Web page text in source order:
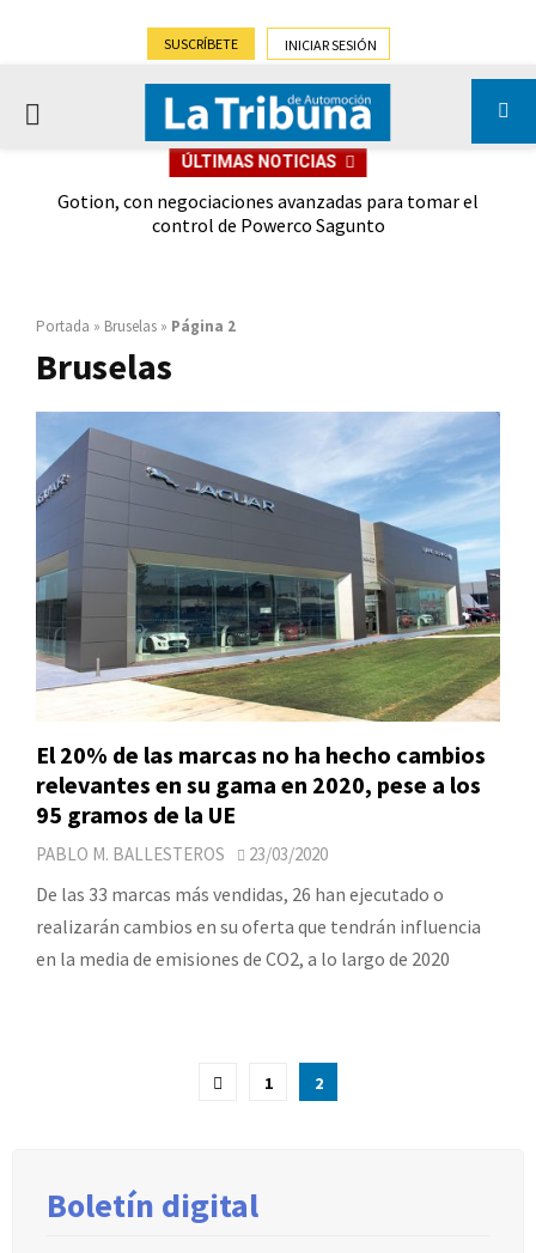
SUSCRÍBETE INICIAR SESIÓN
PRIMARY
ÚLTIMAS NOTICIAS
Gotion, con negociaciones avanzadas para tomar el
control de Powerco Sagunto
Portada » Bruselas » Página 2
Bruselas
El 20% de las marcas no ha hecho cambios
relevantes en su gama en 2020, pese a los
95 gramos de la UE
PABLO M. BALLESTEROS 23/03/2020
De las 33 marcas más vendidas, 26 han ejecutado o
realizarán cambios en su oferta que tendrán influencia
en la media de emisiones de CO2, a lo largo de 2020
1 2
Boletín digital